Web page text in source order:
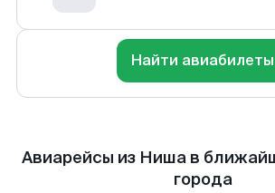
Найти авиабилеты
Авиарейсы из Ниша в
города